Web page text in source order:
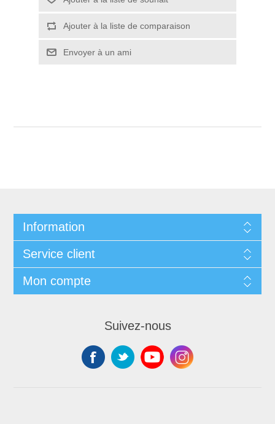
Ajouter à la liste de comparaison
Envoyer à un ami
Information
Service client
Mon compte
Suivez-nous